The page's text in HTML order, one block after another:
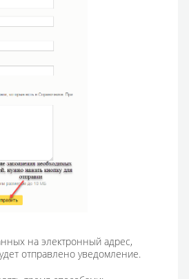
на электронный адрес,
отправлено уведомление.